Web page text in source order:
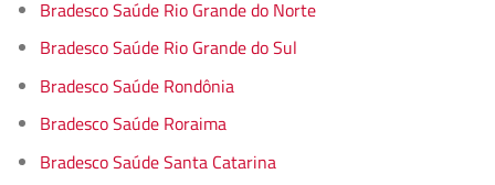
Bradesco Saúde Rio Grande do Norte
Bradesco Saúde Rio Grande do Sul
Bradesco Saúde Rondônia
Bradesco Saúde Roraima
Bradesco Saúde Santa Catarina